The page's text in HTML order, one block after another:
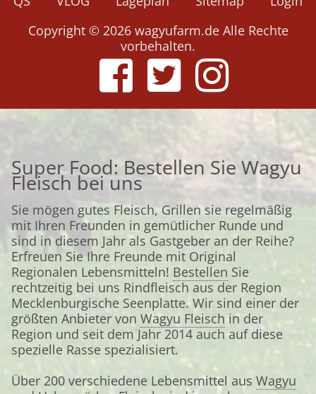
Copyright © 2026 wagyufarm.de Alle Rechte
vorbehalten.
Super Food: Bestellen Sie Wagyu
Fleisch bei uns
Sie mögen gutes Fleisch, Grillen sie regelmäßig
mit Ihren Freunden in gemütlicher Runde und
sind in diesem Jahr als Gastgeber an der Reihe?
Erfreuen Sie Ihre Freunde mit Original
Regionalen Lebensmitteln! Bestellen Sie
rechtzeitig bei uns Rindfleisch aus der Region
Mecklenburgische Seenplatte. Wir sind einer der
größten Anbieter von Wagyu Fleisch in der
Region und seit dem Jahr 2014 auch auf diese
spezielle Rasse spezialisiert.
Über 200 verschiedene Lebensmittel aus Wagyu